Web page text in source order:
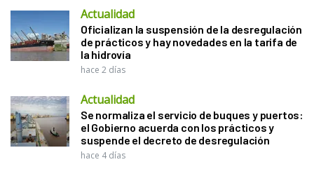
Actualidad
Oficializan la suspensión de la desregulación
de prácticos y hay novedades en la tarifa de
la hidrovía
hace 2 días
Actualidad
Se normaliza el servicio de buques y puertos:
el Gobierno acuerda con los prácticos y
suspende el decreto de desregulación
hace 4 días